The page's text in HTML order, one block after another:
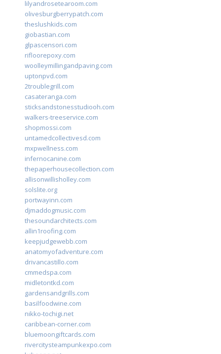
lilyandrosetearoom.com
olivesburgberrypatch.com
theslushkids.com
giobastian.com
glpascensori.com
rifloorepoxy.com
woolleymillingandpaving.com
uptonpvd.com
2troublegrill.com
casateranga.com
sticksandstonesstudiooh.com
walkers-treeservice.com
shopmossi.com
untamedcollectivesd.com
mxpwellness.com
infernocanine.com
thepaperhousecollection.com
allisonwillisholley.com
solslite.org
portwayinn.com
djmaddogmusic.com
thesoundarchitects.com
allin1roofing.com
keepjudgewebb.com
anatomyofadventure.com
drivancastillo.com
cmmedspa.com
midletontkd.com
gardensandgrills.com
basilfoodwine.com
nikko-tochigi.net
caribbean-corner.com
bluemoongiftcards.com
rivercitysteampunkexpo.com